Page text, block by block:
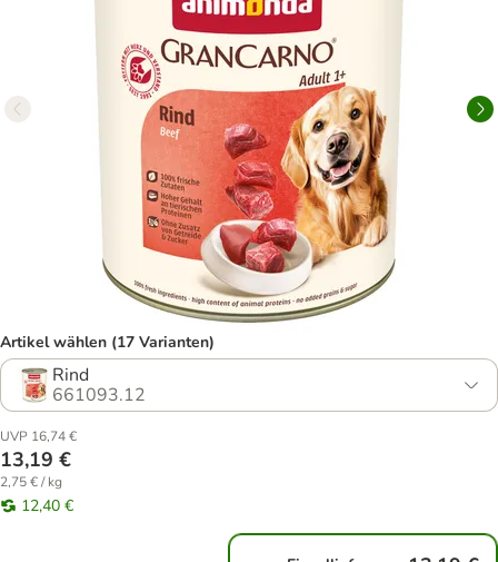
Artikel wählen (17 Varianten)
Rind
661093.12
UVP 16,74 €
13,19 €
2,75 € / kg
12,40 €